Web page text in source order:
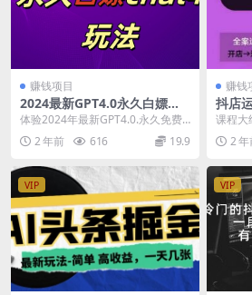
赚钱项目
2024最新GPT4.0永久白嫖，
作图做视频的兄弟们有福了
体验2024年最新GPT4.0.永久免费
且不限次数!一键出图、一键视频功
能轻松实...
2 年前 616 19.9
赚钱
抖店
视频
流、
流出
课程大
抖店的
商板块
2
VIP VIP